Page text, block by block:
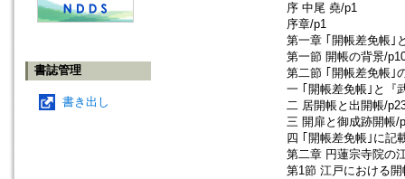
書誌管理
書き出し
序 中尾 堯/p1
序章/p1
第一章 ｢開帳差免帳｣
第一節 開帳の背景/
第二節 ｢開帳差免帳｣
一 ｢開帳差免帳｣と『
二 居開帳と出開帳/
三 開扉と御成跡開帳/
四 ｢開帳差免帳｣に記
第二章 円蓮宗寺院の
第1節 江戸における